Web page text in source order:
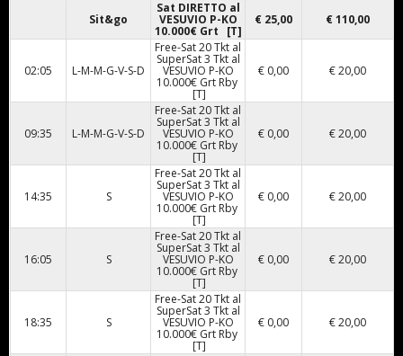
Sit&go
Sat DIRETTO al
VESUVIO P-KO
10.000€ Grt [T]
€ 25,00 € 110,00
02:05 L-M-M-G-V-S-D
Free-Sat 20 Tkt al
SuperSat 3 Tkt al
VESUVIO P-KO
10.000€ Grt Rby
[T]
€ 0,00 € 20,00
09:35 L-M-M-G-V-S-D
Free-Sat 20 Tkt al
SuperSat 3 Tkt al
VESUVIO P-KO
10.000€ Grt Rby
[T]
€ 0,00 € 20,00
14:35 S
Free-Sat 20 Tkt al
SuperSat 3 Tkt al
VESUVIO P-KO
10.000€ Grt Rby
[T]
€ 0,00 € 20,00
16:05 S
Free-Sat 20 Tkt al
SuperSat 3 Tkt al
VESUVIO P-KO
10.000€ Grt Rby
[T]
€ 0,00 € 20,00
18:35 S
Free-Sat 20 Tkt al
SuperSat 3 Tkt al
VESUVIO P-KO
10.000€ Grt Rby
[T]
€ 0,00 € 20,00